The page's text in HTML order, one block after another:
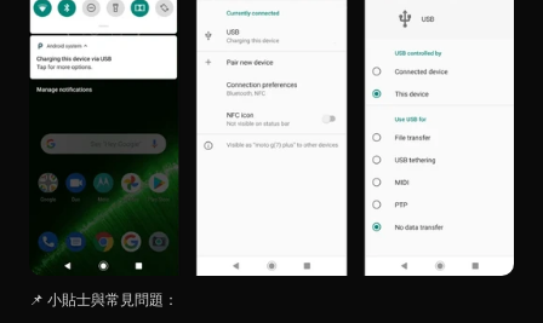
📌 小貼士與常見問題：